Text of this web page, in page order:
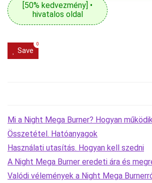
[50% kedvezmény] •
hivatalos oldal
Save
0
Mi a Night Mega Burner? Hogyan
Összetétel. Hatóanyagok
Használati utasítás. Hogyan kell szedni
A Night Mega Burner eredeti ára és
Valódi vélemények a Night Mega